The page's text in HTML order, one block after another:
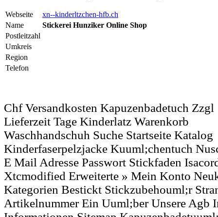
Webseite
xn--kinderltzchen-hfb.ch
Name
Stickerei Hunziker Online Shop
Postleitzahl
Umkreis
Region
Telefon
Chf Versandkosten Kapuzenbadetuch Zzgl
Lieferzeit Tage Kinderlatz Warenkorb
Waschhandschuh Suche Startseite Katalog
Kinderfaserpelzjacke Kuuml;chentuch
E Mail Adresse Passwort Stickfaden
Xtcmodified Erweiterte » Mein Konto
Kategorien Bestickt Stickzubehouml;r
Artikelnummer Ein Uuml;ber Unsere Agb